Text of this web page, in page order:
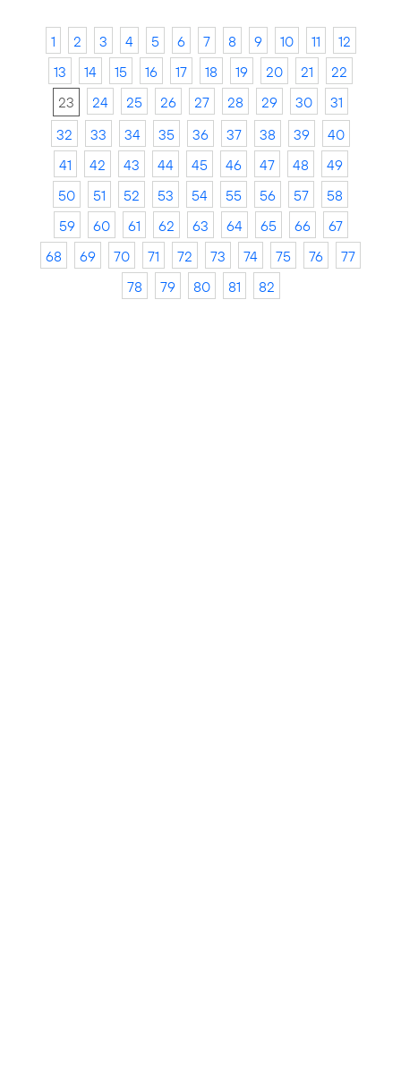
1 2 3 4 5 6 7 8 9 10 11
12
13
14 15 16 17 18 19 20 21
22
23
24 25 26 27 28 29 30
31
32
33 34 35 36 37 38 39
40
41
42 43 44 45 46 47 48
49
50
51 52 53 54 55 56 57
58
59
60 61 62 63 64 65 66
67
68
69 70 71 72 73 74 75 76
77
78
79 80 81 82